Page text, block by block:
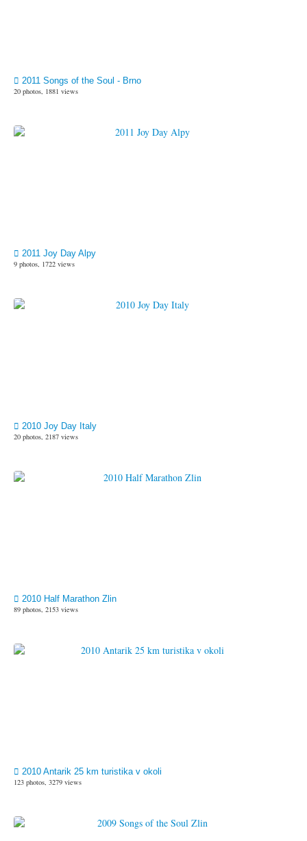
2011 Songs of the Soul - Brno
20 photos, 1881 views
2011 Joy Day Alpy
9 photos, 1722 views
2010 Joy Day Italy
20 photos, 2187 views
2010 Half Marathon Zlin
89 photos, 2153 views
2010 Antarik 25 km turistika v okoli
123 photos, 3279 views